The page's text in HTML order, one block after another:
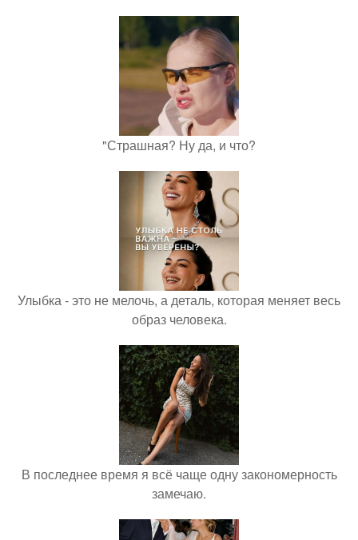
"Страшная? Ну да, и что?
Улыбка - это не мелочь, а деталь, которая меняет весь
образ человека.
В последнее время я всё чаще одну закономерность
замечаю.